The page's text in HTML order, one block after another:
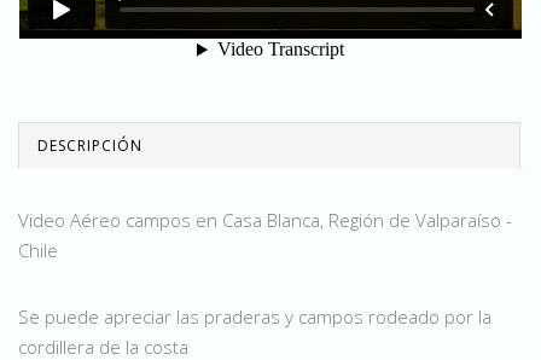
DESCRIPCIÓN
Video Aéreo campos en Casa Blanca, Región de Valparaíso -
Chile
Se puede apreciar las praderas y campos rodeado por la
cordillera de la costa